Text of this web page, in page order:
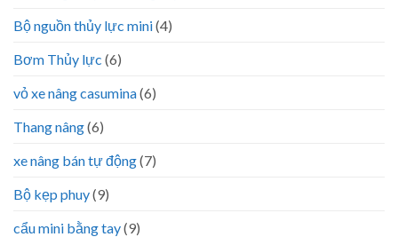
Bộ nguồn thủy lực mini(4)
Bơm Thủy lực (6)
vỏ xe nâng casumina(6)
Thang nâng(6)
xe nâng bán tự động(7)
Bộ kẹp phuy(9)
cẩu mini bằng tay(9)